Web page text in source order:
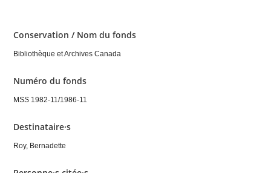
Conservation / Nom du fonds
Bibliothèque et Archives Canada
Numéro du fonds
MSS 1982-11/1986-11
Destinataire·s
Roy, Bernadette